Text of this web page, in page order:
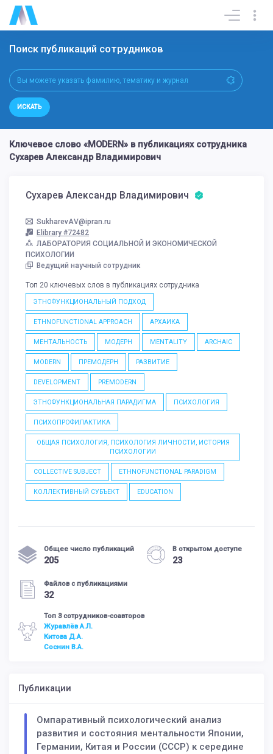
Поиск публикаций сотрудников
ИСКАТЬ
Ключевое слово «MODERN» в публикациях сотрудника
Сухарев Александр Владимирович
Сухарев Александр Владимирович
SukharevAV@ipran.ru
Elibrary #72482
ЛАБОРАТОРИЯ СОЦИАЛЬНОЙ И ЭКОНОМИЧЕСКОЙ
ПСИХОЛОГИИ
Ведущий научный сотрудник
Топ 20 ключевых слов в публикациях сотрудника
ЭТНОФУНКЦИОНАЛЬНЫЙ ПОДХОД
ETHNOFUNCTIONAL APPROACH АРХАИКА
МЕНТАЛЬНОСТЬ МОДЕРН MENTALITY ARCHAIC
MODERN ПРЕМОДЕРН РАЗВИТИЕ
DEVELOPMENT PREMODERN
ЭТНОФУНКЦИОНАЛЬНАЯ ПАРАДИГМА ПСИХОЛОГИЯ
ПСИХОПРОФИЛАКТИКА
ОБЩАЯ ПСИХОЛОГИЯ, ПСИХОЛОГИЯ ЛИЧНОСТИ, ИСТОРИЯ
ПСИХОЛОГИИ
COLLECTIVE SUBJECT ETHNOFUNCTIONAL PARADIGM
КОЛЛЕКТИВНЫЙ СУБЪЕКТ EDUCATION
Общее число публикаций
205
В открытом доступе
23
Файлов с публикациями
32
Топ 3 сотрудников-соавторов
Журавлёв А.Л.
Китова Д.А.
Соснин В.А.
Публикации
Омпаративный психологический анализ
развития и состояния ментальности Японии,
Германии, Китая и России (СССР) к середине